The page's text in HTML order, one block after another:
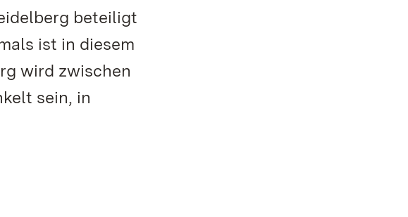
beteiligt
ist in diesem
wird zwischen
sein, in